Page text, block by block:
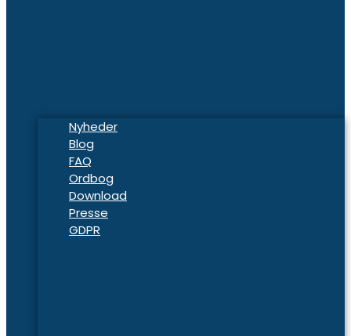
Nyheder
Blog
FAQ
Ordbog
Download
Presse
GDPR